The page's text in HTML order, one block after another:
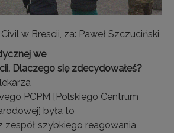
w Brescii, za: Paweł Szczuciński
we
Dlaczego się zdecydowałeś?
PCPM [Polskiego Centrum
była to
zespół szybkiego reagowania